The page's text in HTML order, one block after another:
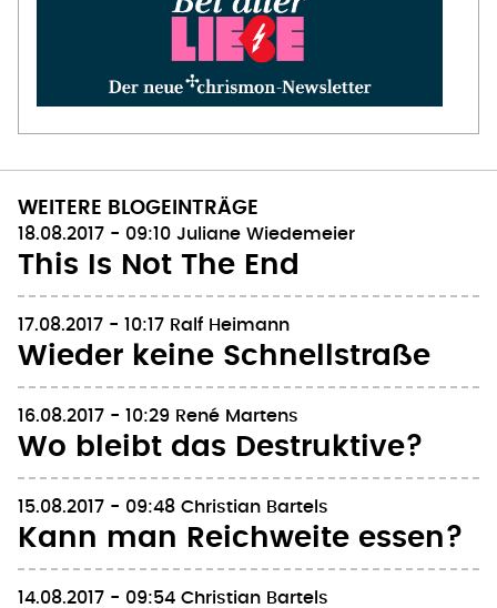
WEITERE BLOGEINTRÄGE
18.08.2017 - 09:10 Juliane Wiedemeier
This Is Not The End
17.08.2017 - 10:17 Ralf Heimann
Wieder keine Schnellstraße
16.08.2017 - 10:29 René Martens
Wo bleibt das Destruktive?
15.08.2017 - 09:48 Christian Bartels
Kann man Reichweite essen?
14.08.2017 - 09:54 Christian Bartels